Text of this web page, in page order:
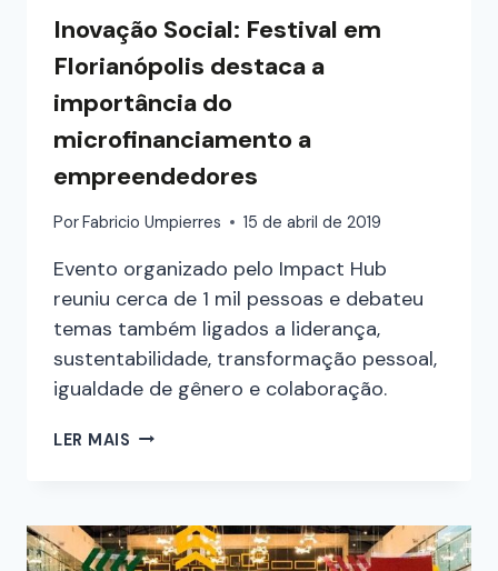
Inovação Social: Festival em
Florianópolis destaca a
importância do
microfinanciamento a
empreendedores
PorFabricio Umpierres 15 de abril de 2019
Evento organizado pelo Impact Hub
reuniu cerca de 1 mil pessoas e debateu
temas também ligados a liderança,
sustentabilidade, transformação pessoal,
igualdade de gênero e colaboração.
LER MAIS